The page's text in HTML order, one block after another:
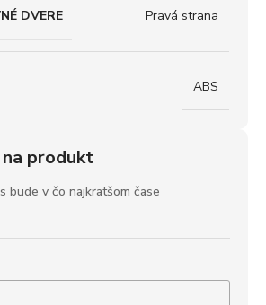
DVERE Pravá strana
ABS
produkt
bude v čo najkratšom čase